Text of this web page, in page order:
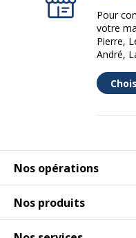
Nos opérations
Nos produits
Pour
votre
Pierre,
André,